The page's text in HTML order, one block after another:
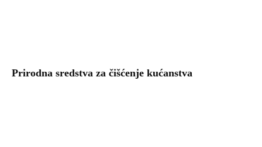
Prirodna sredstva za čišćenje kućanstva